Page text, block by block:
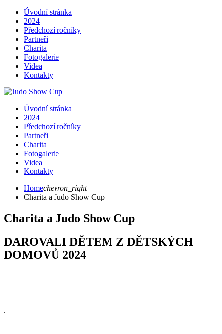
Úvodní stránka
2024
Předchozí ročníky
Partneři
Charita
Fotogalerie
Videa
Kontakty
Úvodní stránka
2024
Předchozí ročníky
Partneři
Charita
Fotogalerie
Videa
Kontakty
Homechevron_right
Charita a Judo Show Cup
Charita a Judo Show Cup
DAROVALI DĚTEM Z DĚTSKÝCH
DOMOVŮ 2024
.